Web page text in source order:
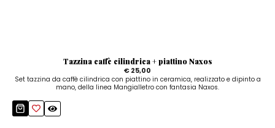
Tazzina caffè cilindrica + piattino Naxos
€ 25,00
Set tazzina da caffè cilindrica con piattino in ceramica, realizzato e dipinto a
mano, della linea Mangialletro con fantasia Naxos.